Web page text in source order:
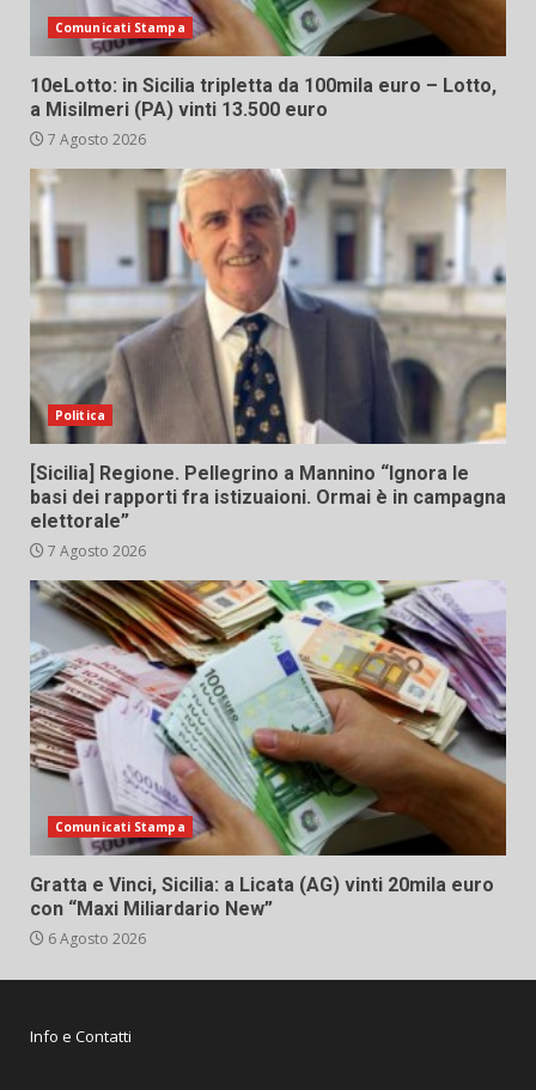
Comunicati Stampa
10eLotto: in Sicilia tripletta da 100mila euro – Lotto,
a Misilmeri (PA) vinti 13.500 euro
7 Agosto 2026
Politica
[Sicilia] Regione. Pellegrino a Mannino “Ignora le
basi dei rapporti fra istizuaioni. Ormai è in campagna
elettorale”
7 Agosto 2026
Comunicati Stampa
Gratta e Vinci, Sicilia: a Licata (AG) vinti 20mila euro
con “Maxi Miliardario New”
6 Agosto 2026
Info e Contatti